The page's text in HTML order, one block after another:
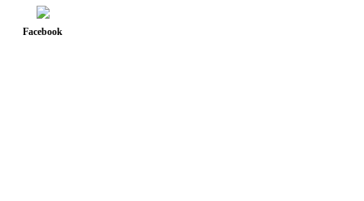
Facebook